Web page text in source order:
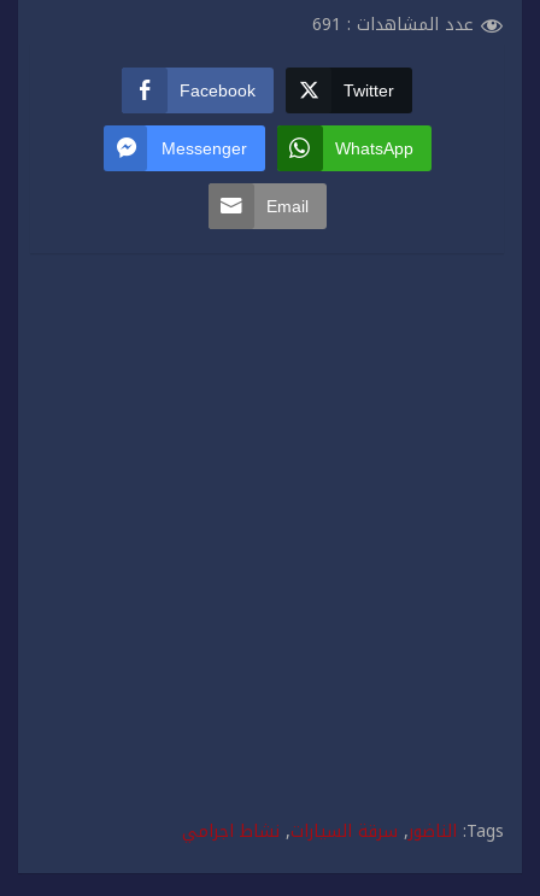
عدد المشاهدات : 691
Facebook Twitter
Messenger WhatsApp
Email
Tags: الناضور, سرقة السيارات, نشاط اجرامي